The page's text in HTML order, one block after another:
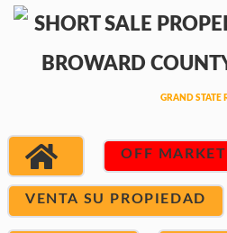
OFF MARKET
VENTA SU PROPIEDAD